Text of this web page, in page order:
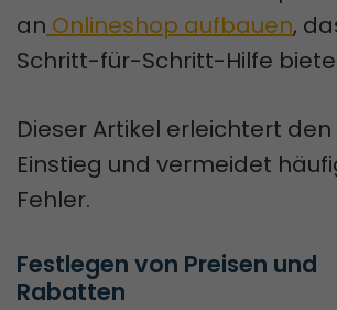
an Onlineshop aufbauen,
Schritt-für-Schritt-Hilfe
Dieser Artikel erleichtert den
Einstieg und vermeidet
Fehler.
Festlegen von Preisen und
Rabatten